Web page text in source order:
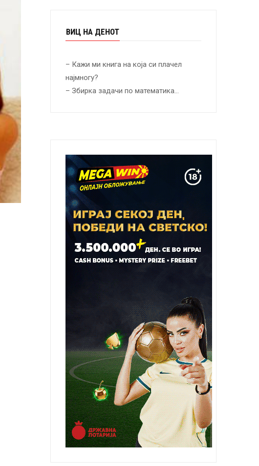
ВИЦ НА ДЕНОТ
– Кажи ми книга на која си плачел
најмногу?
– Збирка задачи по математика…